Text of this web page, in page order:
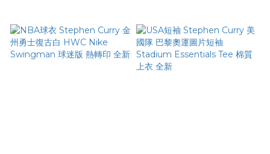
UA Curry Brand 全
新
UA Curry Brand 全
新